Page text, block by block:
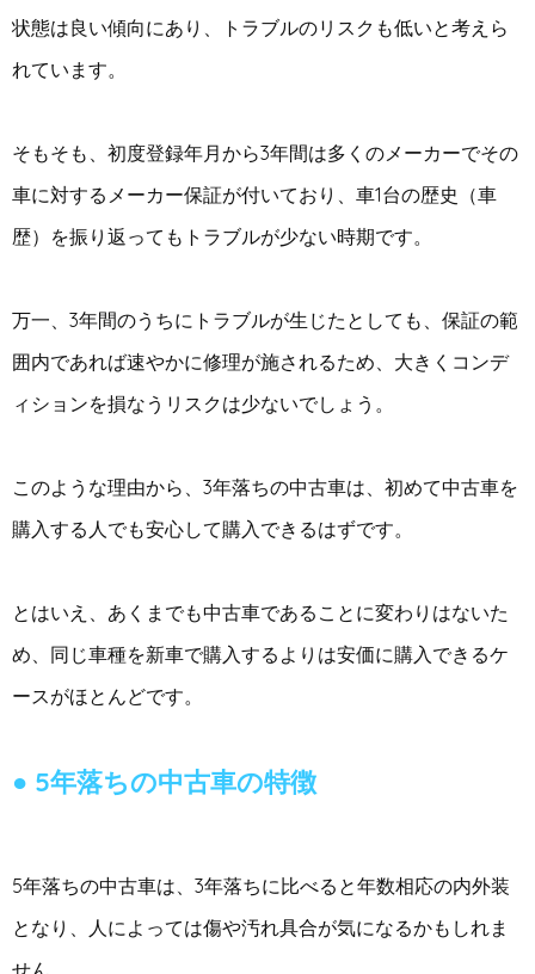
状態は良い傾向にあり、トラブルのリスクも低いと考えら
れています。
そもそも、初度登録年月から3年間は多くのメーカーでその
車に対するメーカー保証が付いており、車1台の歴史（車
歴）を振り返ってもトラブルが少ない時期です。
万一、3年間のうちにトラブルが生じたとしても、保証の範
囲内であれば速やかに修理が施されるため、大きくコンデ
ィションを損なうリスクは少ないでしょう。
このような理由から、3年落ちの中古車は、初めて中古車を
購入する人でも安心して購入できるはずです。
とはいえ、あくまでも中古車であることに変わりはないた
め、同じ車種を新車で購入するよりは安価に購入できるケ
ースがほとんどです。
5年落ちの中古車の特徴
5年落ちの中古車は、3年落ちに比べると年数相応の内外装
となり、人によっては傷や汚れ具合が気になるかもしれま